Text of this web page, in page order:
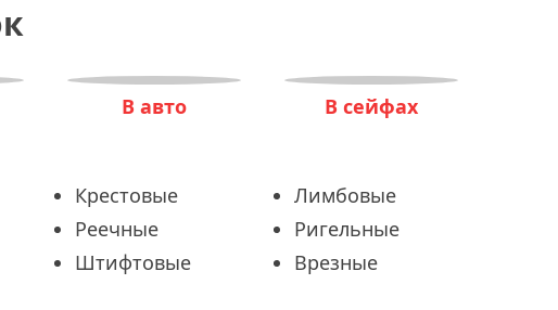
В авто В сейфах
Крестовые
Лимбовые
Реечные
Ригельные
Штифтовые
Врезные